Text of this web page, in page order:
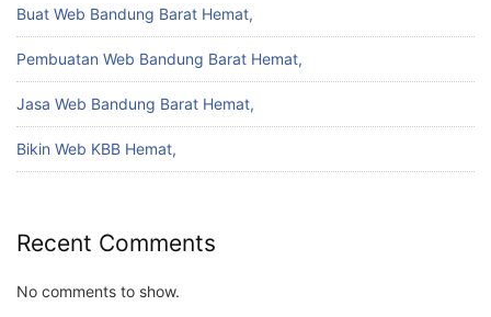
Buat Web Bandung Barat Hemat,
Pembuatan Web Bandung Barat Hemat,
Jasa Web Bandung Barat Hemat,
Bikin Web KBB Hemat,
Recent Comments
No comments to show.